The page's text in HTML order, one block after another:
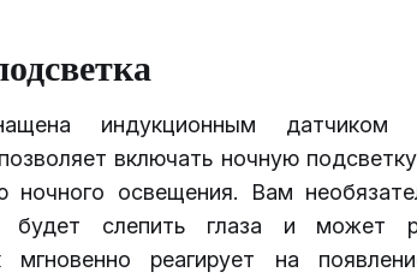
индукционным датчиком
включать ночную
ночного освещения. Вам
будет слепить глаза и может
мгновенно реагирует на